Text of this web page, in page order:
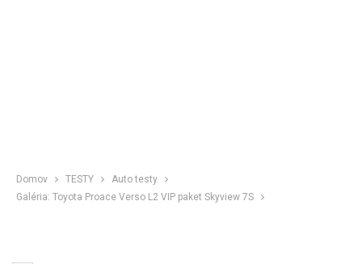
Domov TESTY
Auto testy
Galéria: Toyota Proace Verso L2 VIP paket Skyview 7S